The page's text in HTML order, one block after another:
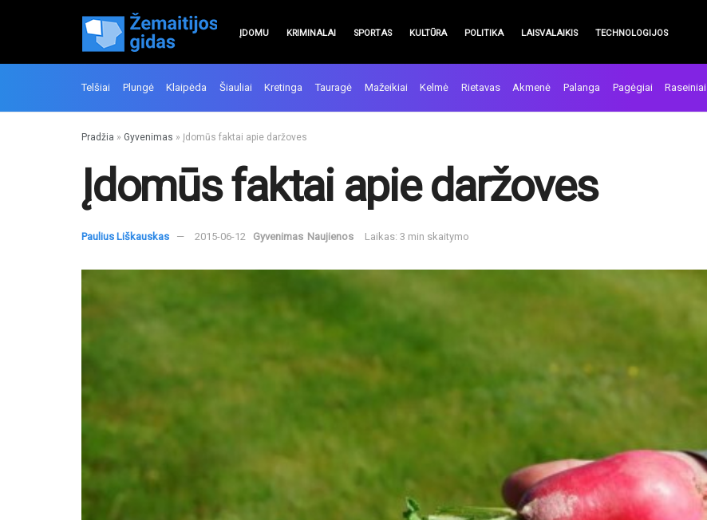
ĮDOMU KRIMINALAI SPORTAS KULTŪRA POLITIKA LAISVALAIKIS TECHNOLOGIJOS
Telšiai Plungė Klaipėda Šiauliai Kretinga Tauragė Mažeikiai Kelmė Rietavas Akmenė Palanga Pagėgiai Raseiniai
Pradžia » Gyvenimas » Įdomūs faktai apie daržoves
Įdomūs faktai apie daržoves
Paulius Liškauskas 2015-06-12 Gyvenimas Naujienos Laikas: 3 min skaitymo